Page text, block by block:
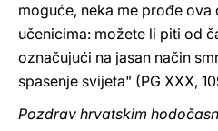
moguće, neka me prođe ova
učenicima: možete li piti od
označujući na jasan način
spasenje svijeta" (PG XXX,
Pozdrav hrvatskim